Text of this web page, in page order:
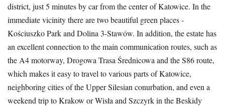
district, just 5 minutes by car from the center of Katowice. In the
immediate vicinity there are two beautiful green places -
Kościuszko Park and Dolina 3-Stawów. In addition, the estate has
an excellent connection to the main communication routes, such as
the A4 motorway, Drogowa Trasa Średnicowa and the S86 route,
which makes it easy to travel to various parts of Katowice,
neighboring cities of the Upper Silesian conurbation, and even a
weekend trip to Krakow or Wisła and Szczyrk in the Beskidy